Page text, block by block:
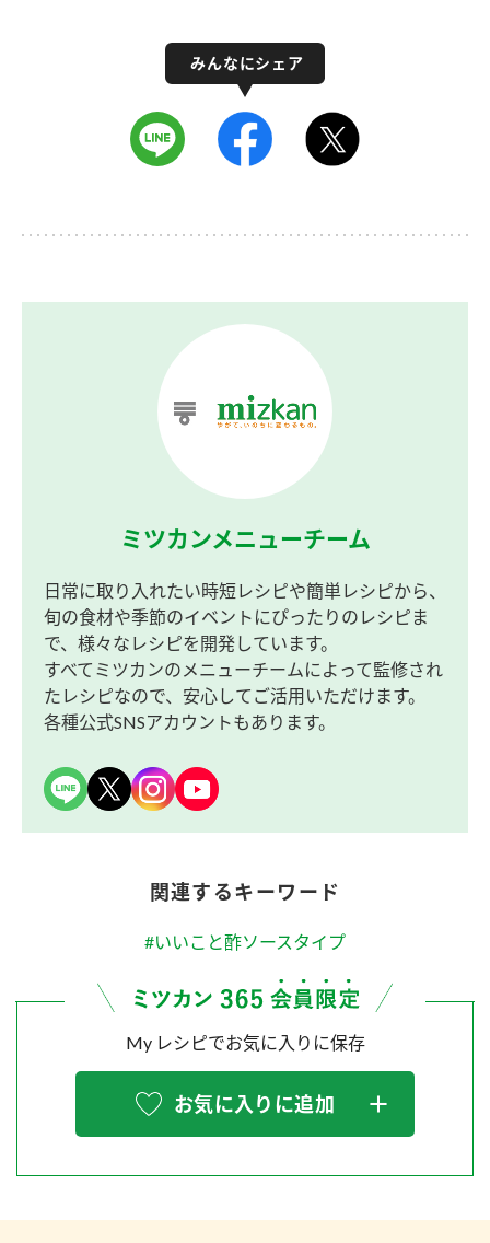
ミツカンメニューチーム
日常に取り入れたい時短レシピや簡単レシピから、
旬の食材や季節のイベントにぴったりのレシピま
で、様々なレシピを開発しています。
すべてミツカンのメニューチームによって監修され
たレシピなので、安心してご活用いただけます。
各種公式SNSアカウントもあります。
関連するキーワード
#いいこと酢ソースタイプ
My レシピでお気に入りに保存
お気に入りに追加